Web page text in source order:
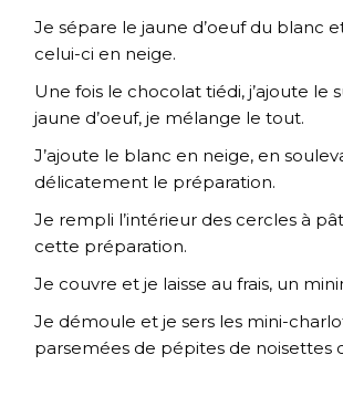
Je sépare le jaune d’oeuf du blanc
celui-ci en neige.
Une fois le chocolat tiédi, j’ajoute le
jaune d’oeuf, je mélange le tout.
J’ajoute le blanc en neige, en
délicatement le préparation.
Je rempli l’intérieur des cercles à
cette préparation.
Je couvre et je laisse au frais, un
Je démoule et je sers les mini-
parsemées de pépites de noisettes